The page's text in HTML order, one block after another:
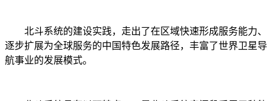
北斗系统的建设实践，走出了在区域快速形成服务能力、
逐步扩展为全球服务的中国特色发展路径，丰富了世界卫星导
航事业的发展模式。